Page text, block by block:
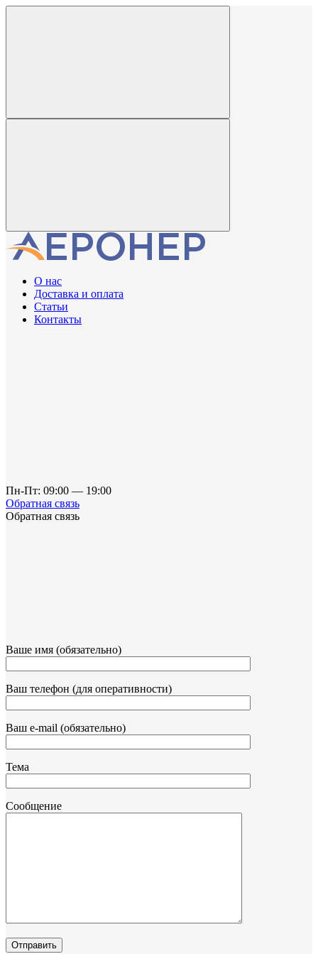
О нас
Доставка и оплата
Статьи
Контакты
Пн-Пт: 09:00 — 19:00
Обратная связь
Обратная связь
Ваше имя (обязательно)
Ваш телефон (для оперативности)
Ваш e-mail (обязательно)
Тема
Сообщение